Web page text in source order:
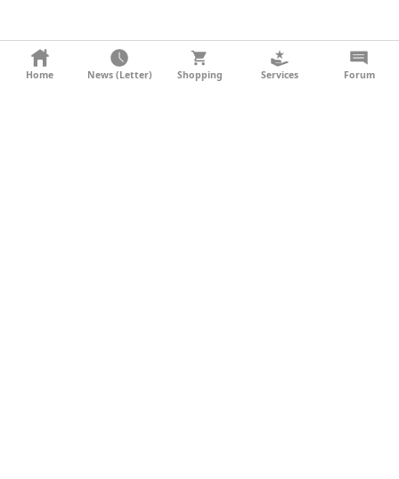
KONTAKT
Home News (Letter) Shopping Services Forum